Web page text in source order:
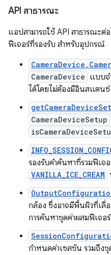
API สาธารณะ
แอปสามารถใช้ API สาธารณะ
ฟีเจอร์ที่รองรับ สำหรับอุปกรณ์
CameraDevice แบบจ
ได้โดยไม่ต้องมีอินสแตนซ์
CameraDeviceSetup
รองรับคำค้นหาที่รวมฟีเจ
VANILLA_ICE_CREAM
กล้อง ซึ่งอาจมีพื้นผิวที่เลื่
การค้นหาชุดค่าผสมฟีเจอ
กำหนดค่าเซสชัน รวมถึง